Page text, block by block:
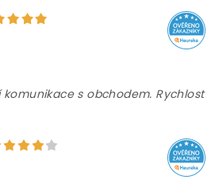
s obchodem. Rychlost